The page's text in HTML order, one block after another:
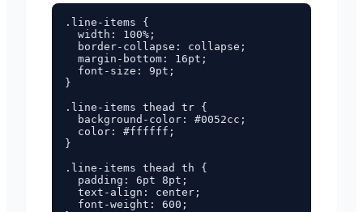
.line-items {
  width: 100%;
  border-collapse: collapse;
  margin-bottom: 16pt;
  font-size: 9pt;
}
.line-items thead tr {
  background-color: #0052cc;
  color: #ffffff;
}
.line-items thead th {
  padding: 6pt 8pt;
  text-align: center;
  font-weight: 600;